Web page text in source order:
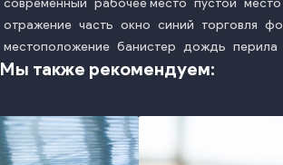
современный рабочее место пустой место
отражение часть окно синий торговля
местоположение банистер дождь перила
Мы также рекомендуем: